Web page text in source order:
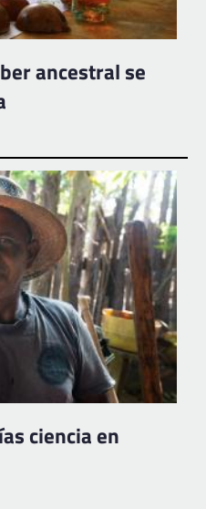
ancestral se
ciencia en